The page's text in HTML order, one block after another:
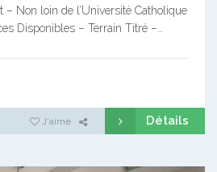
– Non loin de l’Université Catholique
Disponibles – Terrain Titré –…
J'aime Détails